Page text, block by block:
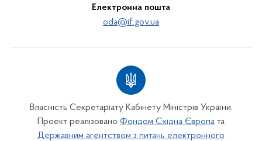
Електронна пошта
oda@if.gov.ua
Власність Секретаріату Кабінету Міністрів України.
Проект реалізовано Фондом Східна Європа та
Державним агентством з питань електронного